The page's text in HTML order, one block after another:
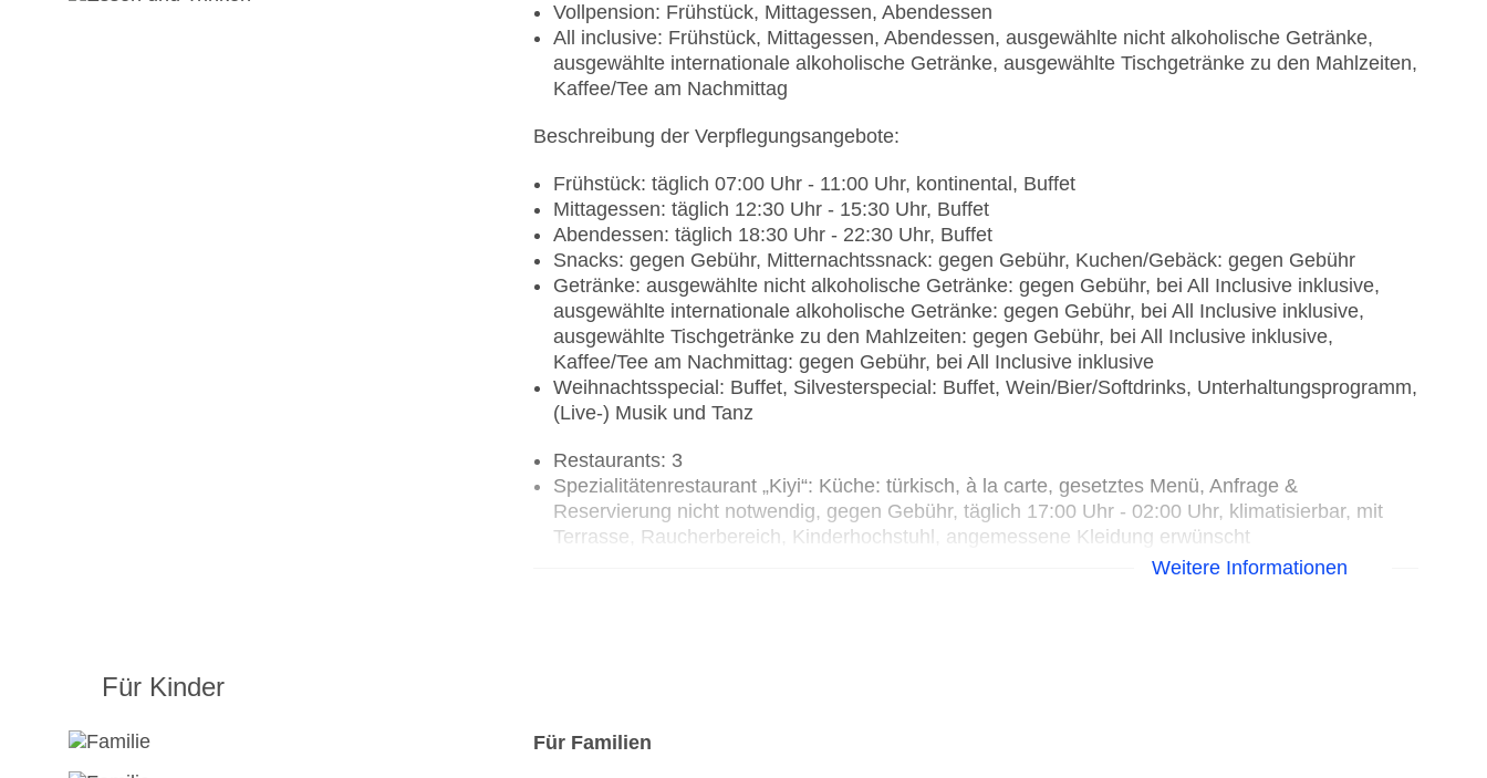
Vollpension: Frühstück, Mittagessen, Abendessen
All inclusive: Frühstück, Mittagessen, Abendessen, ausgewählte nicht alkoholische Getränke,
ausgewählte internationale alkoholische Getränke, ausgewählte Tischgetränke zu den Mahlzeiten,
Kaffee/Tee am Nachmittag
Beschreibung der Verpflegungsangebote:
Frühstück: täglich 07:00 Uhr - 11:00 Uhr, kontinental, Buffet
Mittagessen: täglich 12:30 Uhr - 15:30 Uhr, Buffet
Abendessen: täglich 18:30 Uhr - 22:30 Uhr, Buffet
Snacks: gegen Gebühr, Mitternachtssnack: gegen Gebühr, Kuchen/Gebäck: gegen Gebühr
Getränke: ausgewählte nicht alkoholische Getränke: gegen Gebühr, bei All Inclusive inklusive,
ausgewählte internationale alkoholische Getränke: gegen Gebühr, bei All Inclusive inklusive,
ausgewählte Tischgetränke zu den Mahlzeiten: gegen Gebühr, bei All Inclusive inklusive,
Kaffee/Tee am Nachmittag: gegen Gebühr, bei All Inclusive inklusive
Weihnachtsspecial: Buffet, Silvesterspecial: Buffet, Wein/Bier/Softdrinks, Unterhaltungsprogramm,
(Live-) Musik und Tanz
Restaurants: 3
Spezialitätenrestaurant „Kiyi“: Küche: türkisch, à la carte, gesetztes Menü, Anfrage &
Reservierung nicht notwendig, gegen Gebühr, täglich 17:00 Uhr - 02:00 Uhr, klimatisierbar, mit
Terrasse, Raucherbereich, Kinderhochstuhl, angemessene Kleidung erwünscht
Restaurant „Spectrum“: Küche: international, glutenfreie Gerichte: gegen Gebühr, vegetarische
12:30 Uhr - 15:30 Uhr und 19:00 Uhr - 23:00 Uhr, klimatisierbar, mit Terrasse
Weitere Informationen
Für Kinder
Für Familien